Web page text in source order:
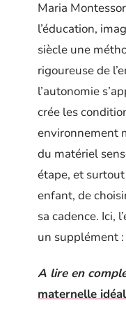
Maria
l’éducation,
siècle une
rigoureuse de
l’autonomie
crée les
environnement
du matériel
étape, et
enfant, de
sa cadence. Ici,
un supplément
A lire en
maternelle